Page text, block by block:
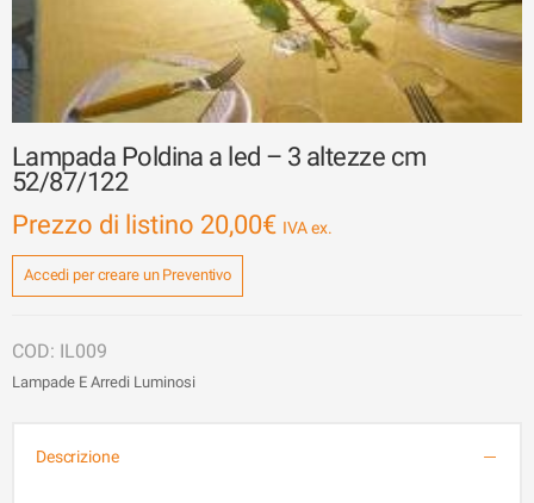
Lampada Poldina a led – 3 altezze cm
52/87/122
Prezzo di listino 20,00€
Accedi per creare un Preventivo
IL009
Lampade E Arredi Luminosi
Descrizione